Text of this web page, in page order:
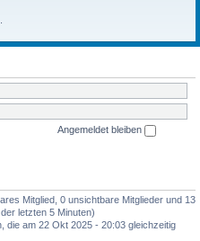
Angemeldet bleiben
Mitglied, 0 unsichtbare Mitglieder und 13
letzten 5 Minuten)
die am 22 Okt 2025 - 20:03 gleichzeitig